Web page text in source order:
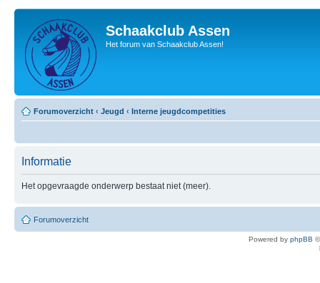
Schaakclub Assen
Het forum van Schaakclub Assen!
Forumoverzicht ‹ Jeugd ‹ Interne jeugdcompetities
Informatie
Het opgevraagde onderwerp bestaat niet (meer).
Forumoverzicht
Powered by phpBB